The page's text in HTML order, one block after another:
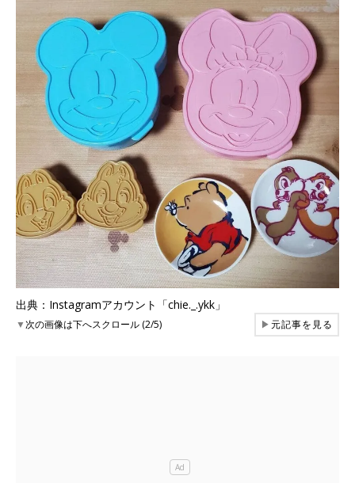
出典：Instagramアカウント「chie._.ykk」
▼次の画像は下へスクロール (2/5) ▶元記事を見る